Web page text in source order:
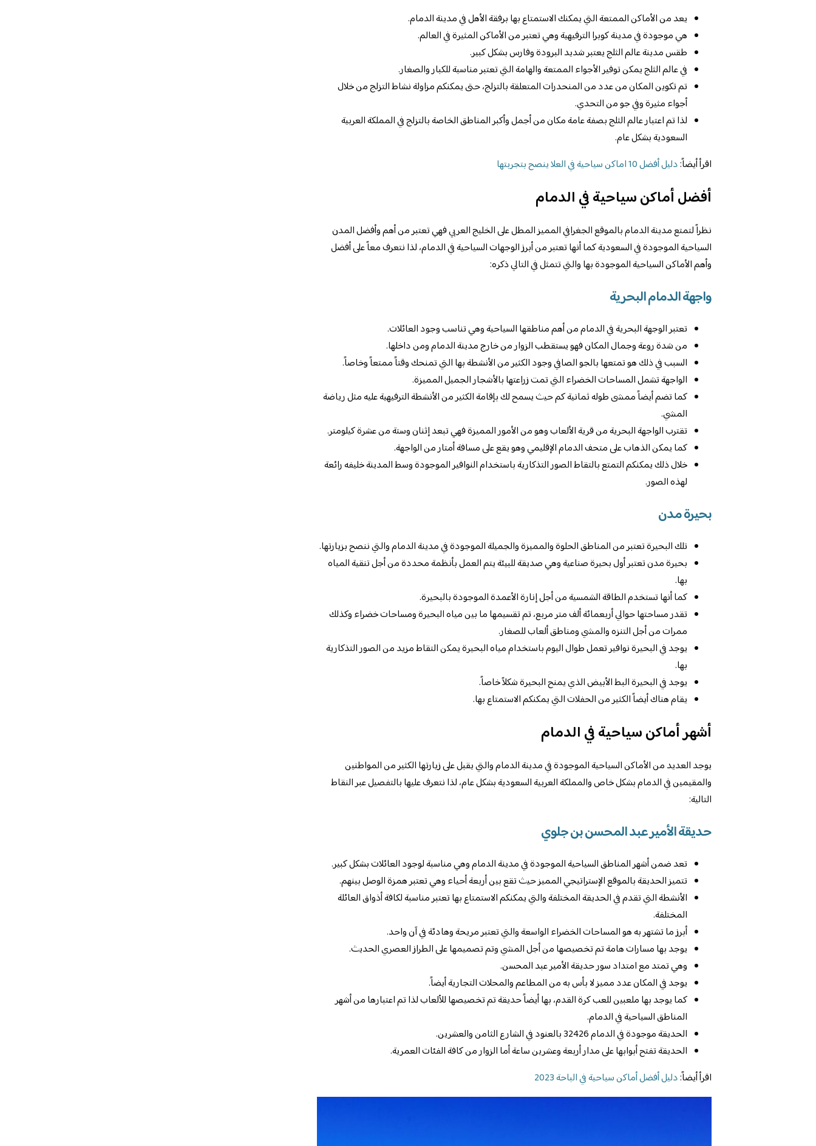
يعد من الأماكن الممتعة التي يمكنك الاستمتاع بها برفقة الأهل في مدينة الدمام.
هي موجودة في مدينة كوبرا الترفيهية وهي تعتبر من الأماكن المثيرة في العالم.
طقس مدينة عالم الثلج يعتبر شديد البرودة وفارس بشكل كبير.
في عالم الثلج يمكن توفير الأجواء الممتعة والهامة التي تعتبر مناسبة للكبار والصغار.
تم تكوين المكان من عدد من المنحدرات المتعلقة بالتزلج، حتى يمكنكم مزاولة نشاط التزلج من خلال
أجواء مثيرة وفي جو من التحدي.
لذا تم اعتبار عالم الثلج بصفة عامة مكان من أجمل وأكبر المناطق الخاصة بالتزلج في المملكة العربية
السعودية بشكل عام.
اقرأ أيضاً:دليل أفضل 10 اماكن سياحية في العلا ينصح بتجربتها
أفضل أماكن سياحية في الدمام
نظراً لتمتع مدينة الدمام بالموقع الجغرافي المميز المطل على الخليج العربي فهي تعتبر من أهم وأفضل المدن
السياحية الموجودة في السعودية كما أنها تعتبر من أبرز الوجهات السياحية في الدمام، لذا نتعرف معاً على أفضل
وأهم الأماكن السياحية الموجودة بها والتي تتمثل في التالي ذكره:
واجهة الدمام البحرية
تعتبر الوجهة البحرية في الدمام من أهم مناطقها السياحية وهي تناسب وجود العائلات.
من شدة روعة وجمال المكان فهو يستقطب الزوار من خارج مدينة الدمام ومن داخلها.
السبب في ذلك هو تمتعها بالجو الصافي وجود الكثير من الأنشطة بها التي تمنحك وقتاً ممتعاً وخاصاً.
الواجهة تشمل المساحات الخضراء التي تمت زراعتها بالأشجار الجميل المميزة.
كما تضم أيضاً ممشى طوله ثمانية كم حيث يسمح لك بإقامة الكثير من الأنشطة الترفيهية عليه مثل رياضة
المشي.
تقترب الواجهة البحرية من قرية الألعاب وهو من الأمور المميزة فهي تبعد إثنان وستة من عشرة كيلومتر.
كما يمكن الذهاب على متحف الدمام الإقليمي وهو يقع على مسافة أمتار من الواجهة.
خلال ذلك يمكنكم التمتع بالتقاط الصور التذكارية باستخدام النوافير الموجودة وسط المدينة خليفه رائعة
لهذه الصور.
بحيرة مدن
تلك البحيرة تعتبر من المناطق الحلوة والمميزة والجميلة الموجودة في مدينة الدمام والتي ننصح بزيارتها.
بحيرة مدن تعتبر أول بحيرة صناعية وهي صديقة للبيئة يتم العمل بأنظمة محددة من أجل تنقية المياه
بها.
كما أنها تستخدم الطاقة الشمسية من أجل إنارة الأعمدة الموجودة بالبحيرة.
تقدر مساحتها حوالي أربعمائة ألف متر مربع، تم تقسيمها ما بين مياه البحيرة ومساحات خضراء وكذلك
ممرات من أجل التنزه والمشي ومناطق ألعاب للصغار.
يوجد في البحيرة نوافير تعمل طوال اليوم باستخدام مياه البحيرة يمكن التقاط مزيد من الصور التذكارية
بها.
يوجد في البحيرة البط الأبيض الذي يمنح البحيرة شكلاً خاصاً.
يقام هناك أيضاً الكثير من الحفلات التي يمكنكم الاستمتاع بها.
أشهر أماكن سياحية في الدمام
يوجد العديد من الأماكن السياحية الموجودة في مدينة الدمام والتي يقبل على زيارتها الكثير من المواطنين
والمقيمين في الدمام بشكل خاص والمملكة العربية السعودية بشكل عام، لذا نتعرف عليها بالتفصيل عبر النقاط
التالية:
حديقة الأمير عبد المحسن بن جلوي
تعد ضمن أشهر المناطق السياحية الموجودة في مدينة الدمام وهي مناسبة لوجود العائلات بشكل كبير.
تتميز الحديقة بالموقع الإستراتيجي المميز حيث تقع بين أربعة أحياء وهي تعتبر همزة الوصل بينهم.
الأنشطة التي تقدم في الحديقة المختلفة والتي يمكنكم الاستمتاع بها تعتبر مناسبة لكافة أذواق العائلة
المختلفة.
أبرز ما تشتهر به هو المساحات الخضراء الواسعة والتي تعتبر مريحة وهادئة في آن واحد.
يوجد بها مسارات هامة تم تخصيصها من أجل المشي وتم تصميمها على الطراز العصري الحديث.
وهي تمتد مع امتداد سور حديقة الأمير عبد المحسن.
يوجد في المكان عدد مميز لا بأس به من المطاعم والمحلات التجارية أيضاً.
كما يوجد بها ملعبين للعب كرة القدم، بها أيضاً حديقة تم تخصيصها للألعاب لذا تم اعتبارها من أشهر
المناطق السياحية في الدمام.
الحديقة موجودة في الدمام 32426 بالعنود في الشارع الثامن والعشرين.
الحديقة تفتح أبوابها على مدار أربعة وعشرين ساعة أما الزوار من كافة الفئات العمرية.
اقرأ أيضاً:دليل أفضل أماكن سياحية في الباحة 2023